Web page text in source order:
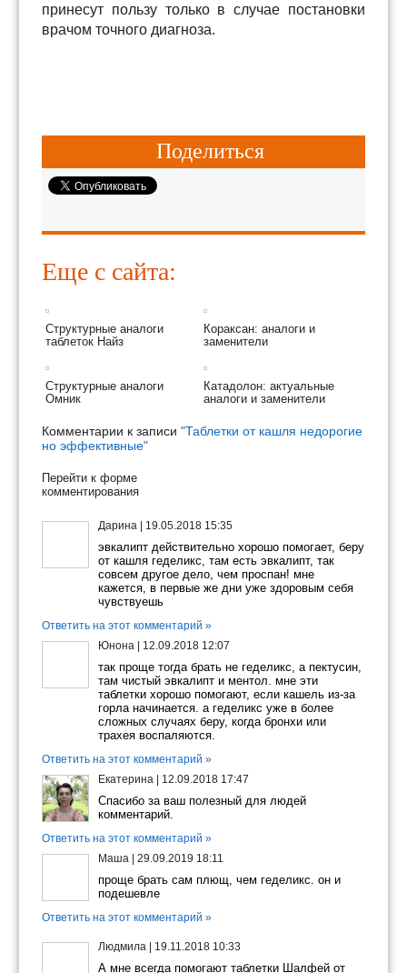
принесут пользу только в случае постановки
врачом точного диагноза.
Поделиться
Еще с сайта:
Структурные аналоги
таблеток Найз
Кораксан: аналоги и
заменители
Структурные аналоги
Омник
Катадолон: актуальные
аналоги и заменители
Комментарии к записи "Таблетки от кашля недорогие
но эффективные"
Перейти к форме
комментирования
Дарина 19.05.2018 15:35
эвкалипт действительно хорошо помогает, беру
от кашля геделикс, там есть эвкалипт, так
совсем другое дело, чем проспан! мне
кажется, в первые же дни уже здоровым себя
чувствуешь
Ответить на этот комментарий »
Юнона
12.09.2018 12:07
так проще тогда брать не геделикс, а пектусин,
там чистый эвкалипт и ментол. мне эти
таблетки хорошо помогают, если кашель из-за
горла начинается. а геделикс уже в более
сложных случаях беру, когда бронхи или
трахея воспаляются.
Ответить на этот комментарий »
Екатерина
12.09.2018 17:47
Спасибо за ваш полезный для людей
комментарий.
Ответить на этот комментарий »
Маша
29.09.2019 18:11
проще брать сам плющ, чем геделикс. он и
подешевле
Ответить на этот комментарий »
Людмила 19.11.2018 10:33
А мне всегда помогают таблетки Шалфей от